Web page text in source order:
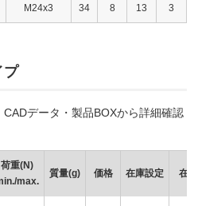
M24x3 34 8 13 3
プ
データ・製品BOXから詳細確認
荷重(N)
max.
質量(g) 価格 在庫設定 在